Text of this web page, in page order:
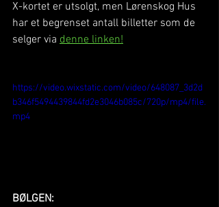
X-kortet er utsolgt, men Lørenskog Hus
har et begrenset antall billetter som de
selger via denne linken!
https://video.wixstatic.com/video/648087_3d2d
b346f5494439844fd2e3046b085c/720p/mp4/file.
mp4
BØLGEN: